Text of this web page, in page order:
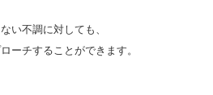
い不調に対しても、
ーチすることができます。